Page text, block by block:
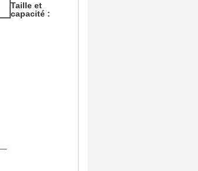
Taille et
capacité :